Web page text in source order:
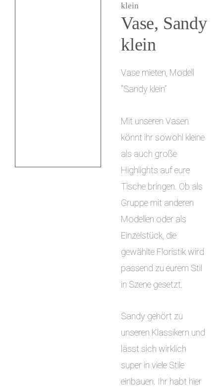
klein
Vase, Sandy
klein
Vase mieten, Modell
“Sandy klein”
Mit unseren Vasen
könnt ihr sowohl kleine
als auch große
Highlights auf eure
Tische bringen. Ob als
Gruppe mit anderen
Modellen oder als
Einzelstück, die
gewählte Floristik wird
passend zu eurem Stil
in Szene gesetzt.
Sandy gehört zu
unseren Klassikern und
lässt sich wirklich
super in viele Stile
einbauen. Ihr habt hier